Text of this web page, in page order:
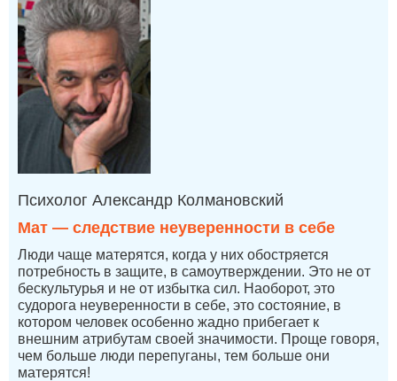
Психолог Александр Колмановский
Мат — следствие неуверенности в себе
Люди чаще матерятся, когда у них обостряется
потребность в защите, в самоутверждении. Это не от
бескультурья и не от избытка сил. Наоборот, это
судорога неуверенности в себе, это состояние, в
котором человек особенно жадно прибегает к
внешним атрибутам своей значимости. Проще говоря,
чем больше люди перепуганы, тем больше они
матерятся!